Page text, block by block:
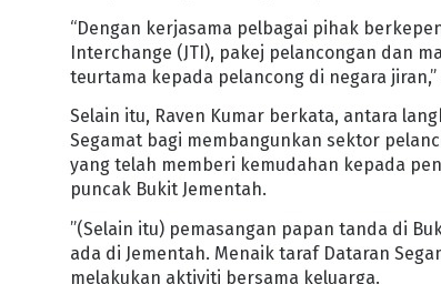
“Dengan kerjasama pelbagai pihak
Interchange (JTI), pakej pelancongan dan
teurtama kepada pelancong di negara
Selain itu, Raven Kumar berkata, antara
Segamat bagi membangunkan sektor
yang telah memberi kemudahan kepada
puncak Bukit Jementah.
”(Selain itu) pemasangan papan tanda di
ada di Jementah. Menaik taraf Dataran
melakukan aktiviti bersama keluarga.